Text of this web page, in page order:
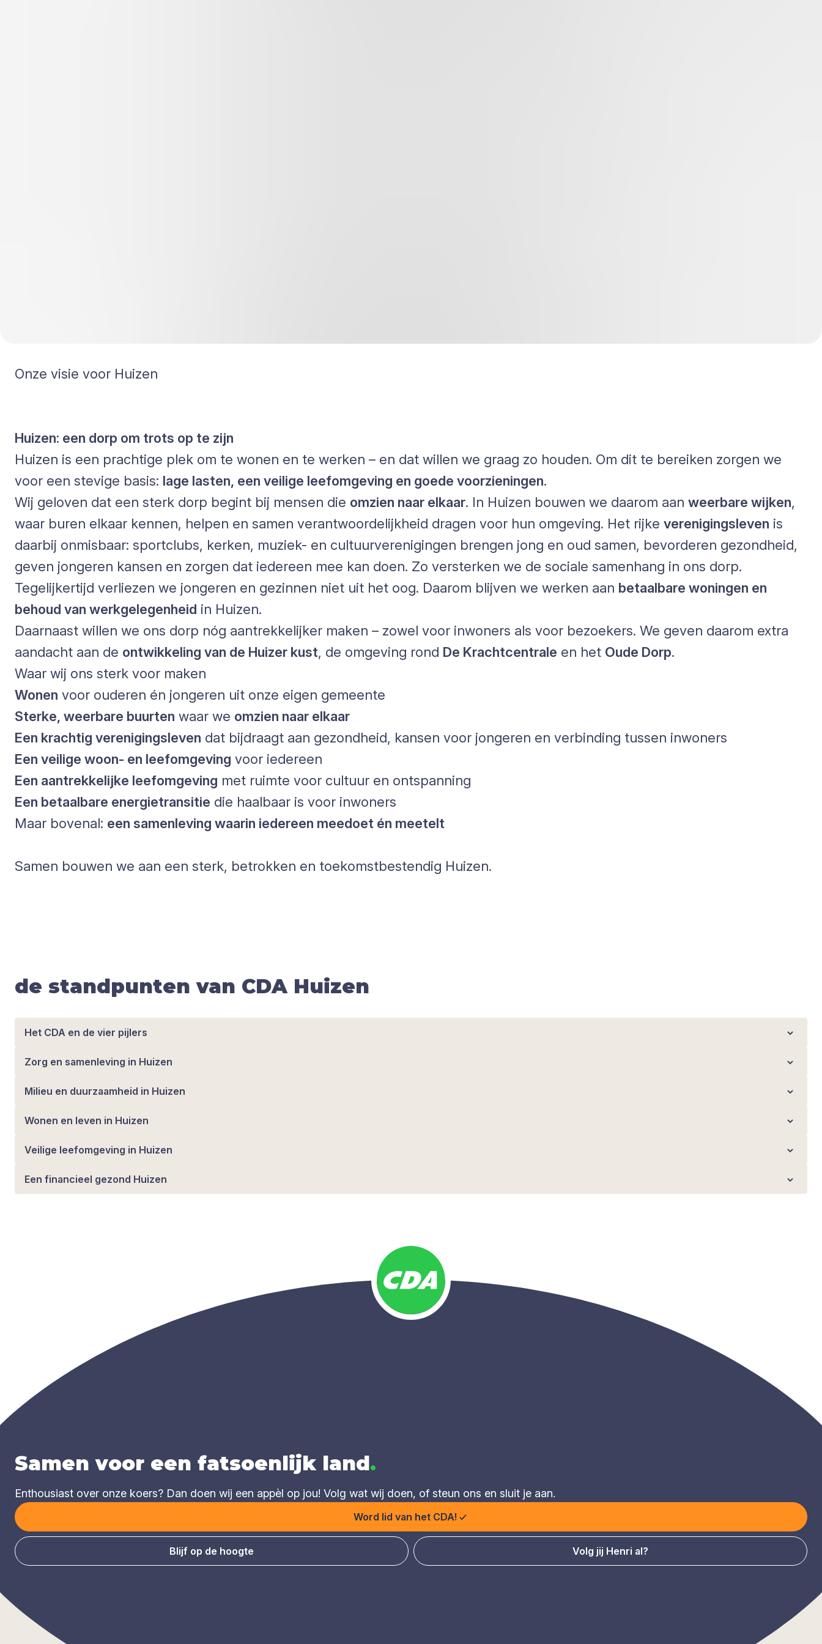
Onze visie voor Huizen
Huizen: een dorp om trots op te zijn
Huizen is een prachtige plek om te wonen en te werken – en dat willen we graag zo houden. Om dit te bereiken zorgen we
voor een stevige basis: lage lasten, een veilige leefomgeving en goede voorzieningen.
Wij geloven dat een sterk dorp begint bij mensen die omzien naar elkaar. In Huizen bouwen we daarom aan weerbare wijken,
waar buren elkaar kennen, helpen en samen verantwoordelijkheid dragen voor hun omgeving. Het rijke verenigingsleven is
daarbij onmisbaar: sportclubs, kerken, muziek- en cultuurverenigingen brengen jong en oud samen, bevorderen gezondheid,
geven jongeren kansen en zorgen dat iedereen mee kan doen. Zo versterken we de sociale samenhang in ons dorp.
Tegelijkertijd verliezen we jongeren en gezinnen niet uit het oog. Daarom blijven we werken aan betaalbare woningen en
behoud van werkgelegenheid in Huizen.
Daarnaast willen we ons dorp nóg aantrekkelijker maken – zowel voor inwoners als voor bezoekers. We geven daarom extra
aandacht aan de ontwikkeling van de Huizer kust, de omgeving rond De Krachtcentrale en het Oude Dorp.
Waar wij ons sterk voor maken
Wonen voor ouderen én jongeren uit onze eigen gemeente
Sterke, weerbare buurten waar we omzien naar elkaar
Een krachtig verenigingsleven dat bijdraagt aan gezondheid, kansen voor jongeren en verbinding tussen inwoners
Een veilige woon- en leefomgeving voor iedereen
Een aantrekkelijke leefomgeving met ruimte voor cultuur en ontspanning
Een betaalbare energietransitie die haalbaar is voor inwoners
Maar bovenal: een samenleving waarin iedereen meedoet én meetelt
Samen bouwen we aan een sterk, betrokken en toekomstbestendig Huizen.
de standpunten van CDA Huizen
Het CDA en de vier pijlers
Zorg en samenleving in Huizen
Milieu en duurzaamheid in Huizen
Wonen en leven in Huizen
Veilige leefomgeving in Huizen
Een financieel gezond Huizen
Samen voor een fatsoenlijk land.
Enthousiast over onze koers? Dan doen wij een appèl op jou! Volg wat wij doen, of steun ons en sluit je aan.
Word lid van het CDA!
Blijf op de hoogte Volg jij Henri al?